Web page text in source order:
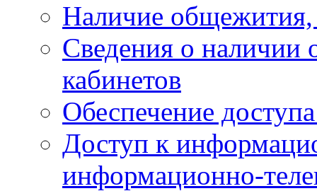
Наличие общежития,
Сведения о наличии
кабинетов
Обеспечение
Доступ к
информационно-